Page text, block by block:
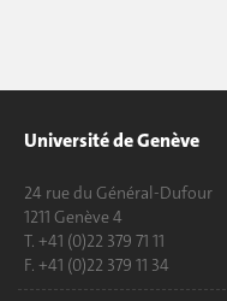
Université de Genève
24 rue du Général-Dufour
1211 Genève 4
T. +41 (0)22 379 71 11
F. +41 (0)22 379 11 34